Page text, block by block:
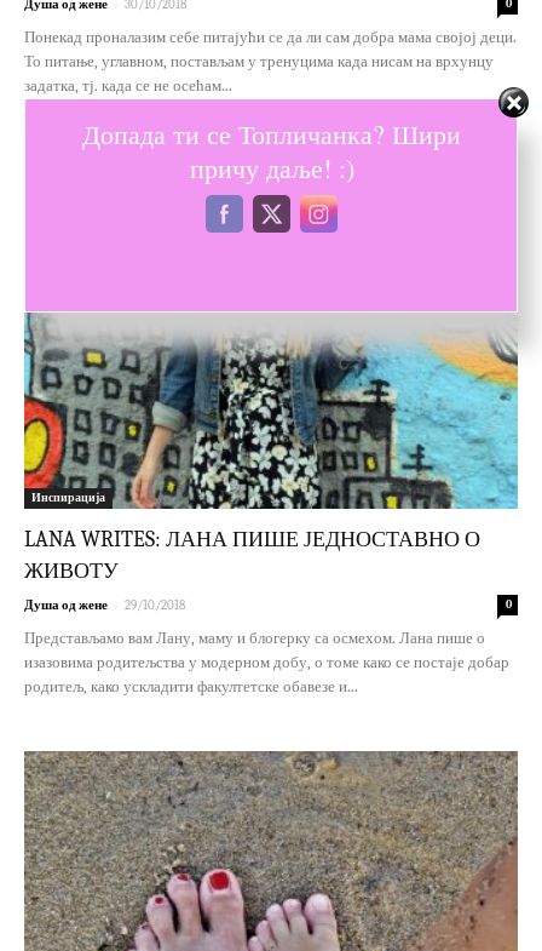
Душа од жене 30/10/2018 0
Понекад проналазим себе питајући се да ли сам добра мама својој деци.
То питање, углавном, постављам у тренуцима када нисам на врхунцу
задатка, тј. када се не осећам...
Инспирација
LANA WRITES: ЛАНА ПИШЕ ЈЕДНОСТАВНО О
ЖИВОТУ
Душа од жене - 29/10/2018 0
Представљамо вам Лану, маму и блогерку са осмехом. Лана пише о
изазовима родитељства у модерном добу, о томе како се постаје добар
родитељ, како ускладити факултетске обавезе и...
Допада ти се Топличанка? Шири
причу даље! :)